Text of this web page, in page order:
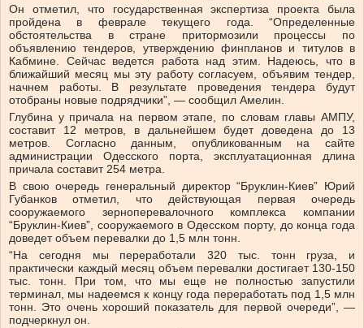
Он отметил, что государственная экспертиза проекта была
пройдена в феврале текущего года. “Определенные
обстоятельства в стране притормозили процессы по
объявлению тендеров, утверждению финпланов и титулов в
Кабмине. Сейчас ведется работа над этим. Надеюсь, что в
ближайший месяц мы эту работу согласуем, объявим тендер,
начнем работы. В результате проведения тендера будут
отобраны новые подрядчики”, — сообщил Амелин.
Глубина у причала на первом этапе, по словам главы АМПУ,
составит 12 метров, в дальнейшем будет доведена до 13
метров. Согласно данным, опубликованным на сайте
администрации Одесского порта, эксплуатационная длина
причала составит 254 метра.
В свою очередь генеральный директор “Бруклин-Киев” Юрий
Губанков отметил, что действующая первая очередь
сооружаемого зерноперевалочного комплекса компании
“Бруклин-Киев”, сооружаемого в Одесском порту, до конца года
доведет объем перевалки до 1,5 млн тонн.
“На сегодня мы переработали 320 тыс. тонн груза, и
практически каждый месяц объем перевалки достигает 130-150
тыс. тонн. При том, что мы еще не полностью запустили
терминал, мы надеемся к концу года переработать под 1,5 млн
тонн. Это очень хороший показатель для первой очереди”, —
подчеркнул он.